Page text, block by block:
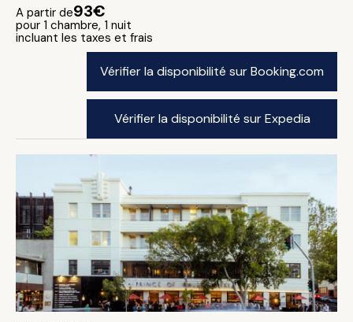
A partir de93€
pour 1 chambre, 1 nuit
incluant les taxes et frais
Vérifier la disponibilité sur Booking.com
Vérifier la disponibilité sur Expedia